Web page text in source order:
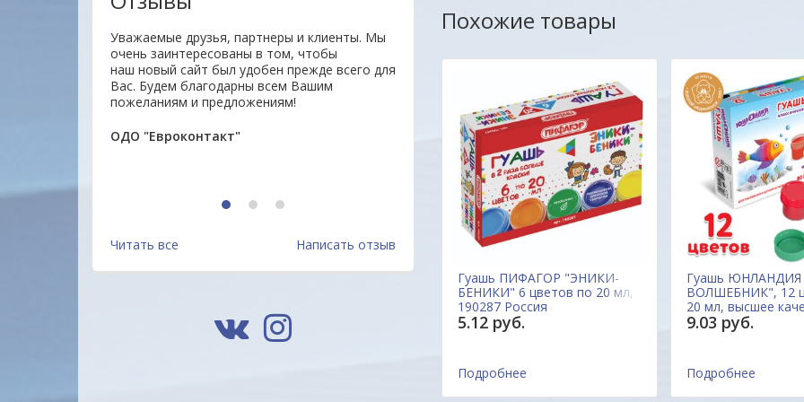
Уважаемые друзья, партнеры и клиенты. Мы
очень заинтересованы в том, чтобы
наш новый сайт был удобен прежде всего для
Вас. Будем благодарны всем Вашим
пожеланиям и предложениям!
ОДО "Евроконтакт"
Удобный сайт... Цены, качество товаров ,
неординарностью... МО-ЛОД-ЦЫ !!!
Александр
все вопросы
вовремя.
обращаться еще .
Марина
1 2 3
Читать все Написать отзыв
Похожие товары
5.32 руб.
Гуашь ПИФАГОР "ЭНИКИ-
БЕНИКИ" 6 цветов по 20 мл,
190287 Россия
5.12 руб.
Подробнее
Гуашь
ВОЛШЕБНИК", 12
20 мл, высшее
191333 Россия
9.03 руб.
Подробнее